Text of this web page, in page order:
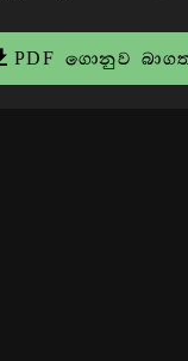
PDF ගොනුව